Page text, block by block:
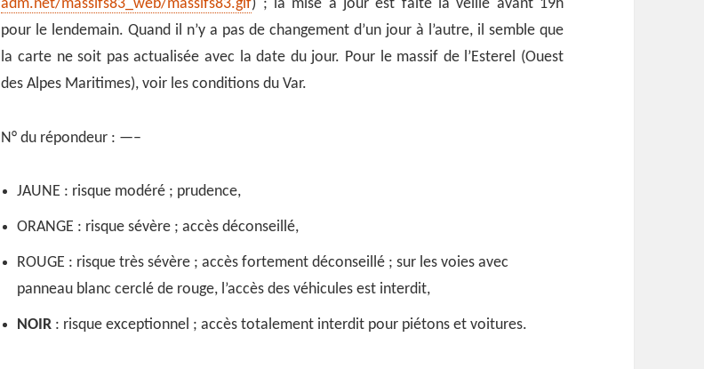
adm.net/massifs83_web/massifs83.gif) ; la mise à jour est faite la veille avant 19h
pour le lendemain. Quand il n’y a pas de changement d’un jour à l’autre, il semble que
la carte ne soit pas actualisée avec la date du jour. Pour le massif de l’Esterel (Ouest
des Alpes Maritimes), voir les conditions du Var.
N° du répondeur : —–
JAUNE : risque modéré ; prudence,
ORANGE : risque sévère ; accès déconseillé,
ROUGE : risque très sévère ; accès fortement déconseillé ; sur les voies avec
panneau blanc cerclé de rouge, l’accès des véhicules est interdit,
NOIR : risque exceptionnel ; accès totalement interdit pour piétons et voitures.